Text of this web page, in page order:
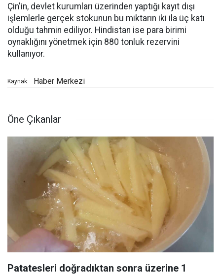
Çin'in, devlet kurumları üzerinden yaptığı kayıt dışı
işlemlerle gerçek stokunun bu miktarın iki ila üç katı
olduğu tahmin ediliyor. Hindistan ise para birimi
oynaklığını yönetmek için 880 tonluk rezervini
kullanıyor.
Kaynak: Haber Merkezi
Öne Çıkanlar
Patatesleri doğradıktan sonra üzerine 1